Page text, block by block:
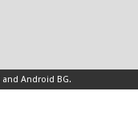
and Android BG.